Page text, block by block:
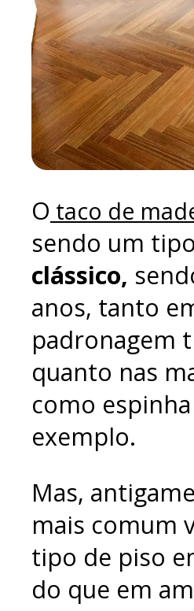
O taco de
sendo um
clássico,
anos, tanto
padronagem
quanto nas
como
exemplo.
Mas,
mais comum
tipo de piso
do que em